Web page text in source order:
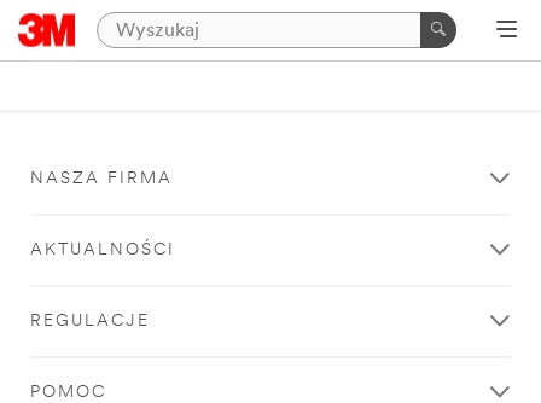
NASZA FIRMA
AKTUALNOŚCI
REGULACJE
POMOC